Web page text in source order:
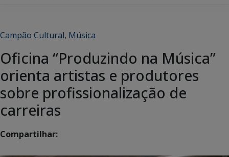
Campão Cultural, Música
Oficina “Produzindo na Música”
orienta artistas e produtores
sobre profissionalização de
carreiras
Compartilhar: